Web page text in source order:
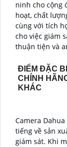
ninh cho cộng
hoạt, chất
cùng với tích
cho việc giám
thuận tiện và
ĐIỂM ĐẶC
CHÍNH
KHÁC
Camera
tiếng về sản
giám sát. Khi